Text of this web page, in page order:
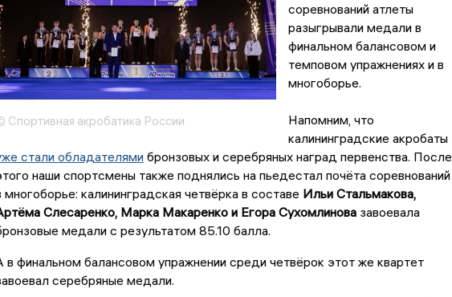
Спортивная акробатика России
соревнований атлеты
разыгрывали медали в
финальном балансовом и
темповом упражнениях и в
многоборье.
Напомним, что
калининградские акробаты
стали обладателямибронзовых и серебряных наград первенства. После
наши спортсмены также поднялись на пьедестал почёта соревнований
многоборье: калининградская четвёрка в составе Ильи Стальмакова,
Слесаренко, Марка Макаренко и Егора Сухомлиновазавоевала
медали с результатом 85.10 балла.
в финальном балансовом упражнении среди четвёрок этот же квартет
серебряные медали.